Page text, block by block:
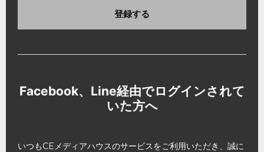
登録する
Facebook、Line経由でログインされて
いた方へ
いつもCEメディアハウスのサービスをご利用いただき、誠に